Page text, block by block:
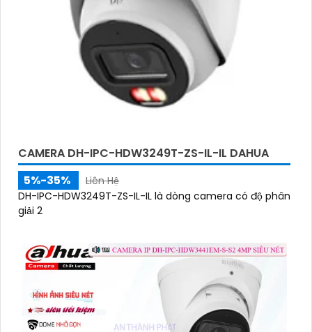
CAMERA DH-IPC-HDW3249T-ZS-IL-IL DAHUA
5%-35%
Liên Hệ
DH-IPC-HDW3249T-ZS-IL-IL là dòng camera có độ phân
giải 2